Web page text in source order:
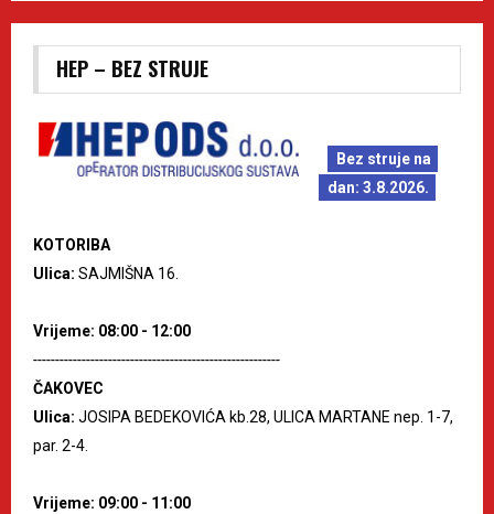
HEP – BEZ STRUJE
Bez struje na
dan: 3.8.2026.
KOTORIBA
Ulica: SAJMIŠNA 16.
Vrijeme: 08:00 - 12:00
--------------------------------------------------------
ČAKOVEC
Ulica: JOSIPA BEDEKOVIĆA kb.28, ULICA MARTANE nep. 1-7,
par. 2-4.
Vrijeme: 09:00 - 11:00